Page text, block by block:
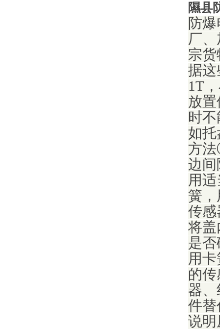
隰县
防
厂
宗
据
1T
放
时
如
方
边间
用
簧
传感
将
是
用
的
器
件替
说明